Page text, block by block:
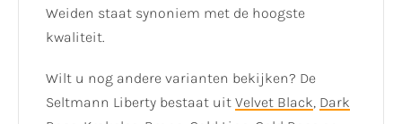
Weiden staat synoniem met de hoogste
kwaliteit.
Wilt u nog andere varianten bekijken? De
Seltmann Liberty bestaat uit Velvet Black, Dark